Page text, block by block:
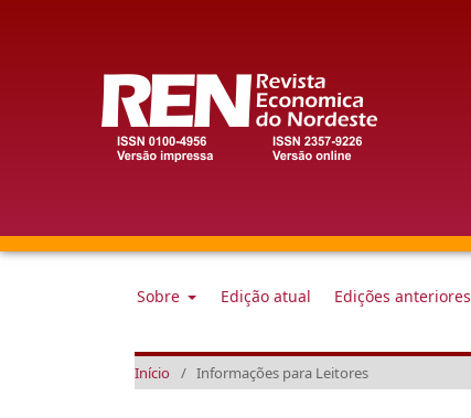
Sobre Edição atual Edições anteriores
Início / Informações para Leitores